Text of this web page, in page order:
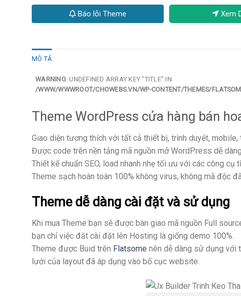
Báo lỗi Theme Xem
MÔ TẢ
WARNING: UNDEFINED ARRAY KEY "TITLE" IN
/WWW/WWWROOT/CHOWEBS.VN/WP-CONTENT/THEMES/
Theme WordPress cửa hàng bán
Giao diện tương thích với tất cả thiết bị, trình duyệt,
Được code trên nền tảng mã nguồn mở WordPress dễ
Thiết kế chuẩn SEO, load nhanh nhẹ tối ưu với các công cụ
Theme sạch hoàn toàn 100% không virus, không mã độc
Theme dễ dàng cài đặt và sử dụng
Khi mua Theme bạn sẽ được bàn giao mã nguồn Full
bạn chỉ việc đăt cài đặt lên Hosting là giống demo 100%.
Theme được Buid trên Flatsome nên dễ dàng sử dụng với
lưới của layout đã áp dụng vào bố cục website.